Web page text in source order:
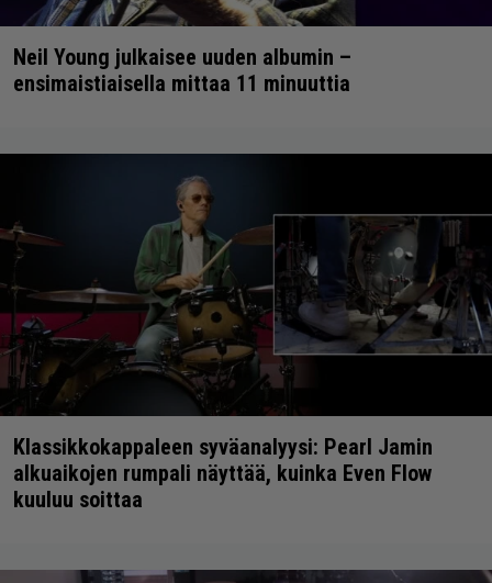
Neil Young julkaisee uuden albumin –
ensimaistiaisella mittaa 11 minuuttia
Klassikkokappaleen syväanalyysi: Pearl Jamin
alkuaikojen rumpali näyttää, kuinka Even Flow
kuuluu soittaa